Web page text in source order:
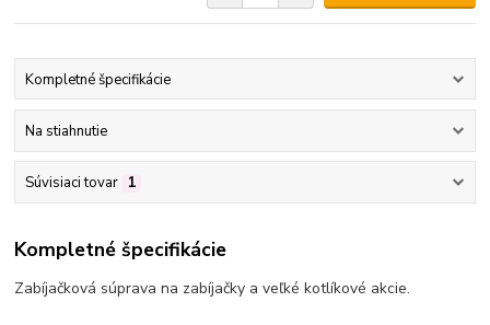
Kompletné špecifikácie
Na stiahnutie
Súvisiaci tovar 1
Kompletné špecifikácie
Zabíjačková súprava na zabíjačky a veľké kotlíkové akcie.